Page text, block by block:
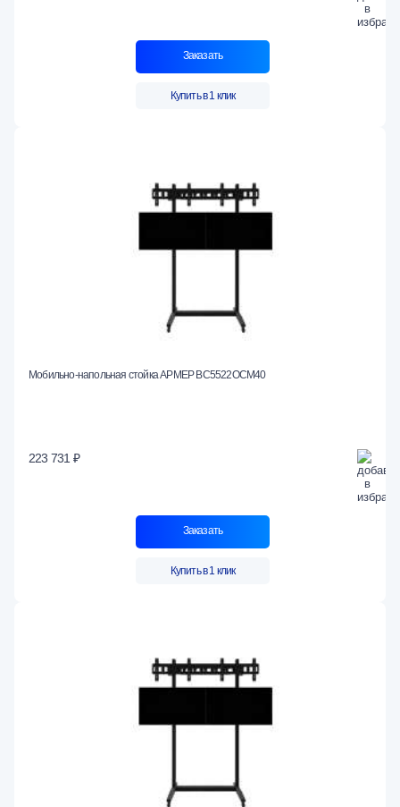
Заказать
Купить в 1 клик
Мобильно-напольная стойка АРМЕР ВС5522ОСМ40
223 731 ₽
Заказать
Купить в 1 клик